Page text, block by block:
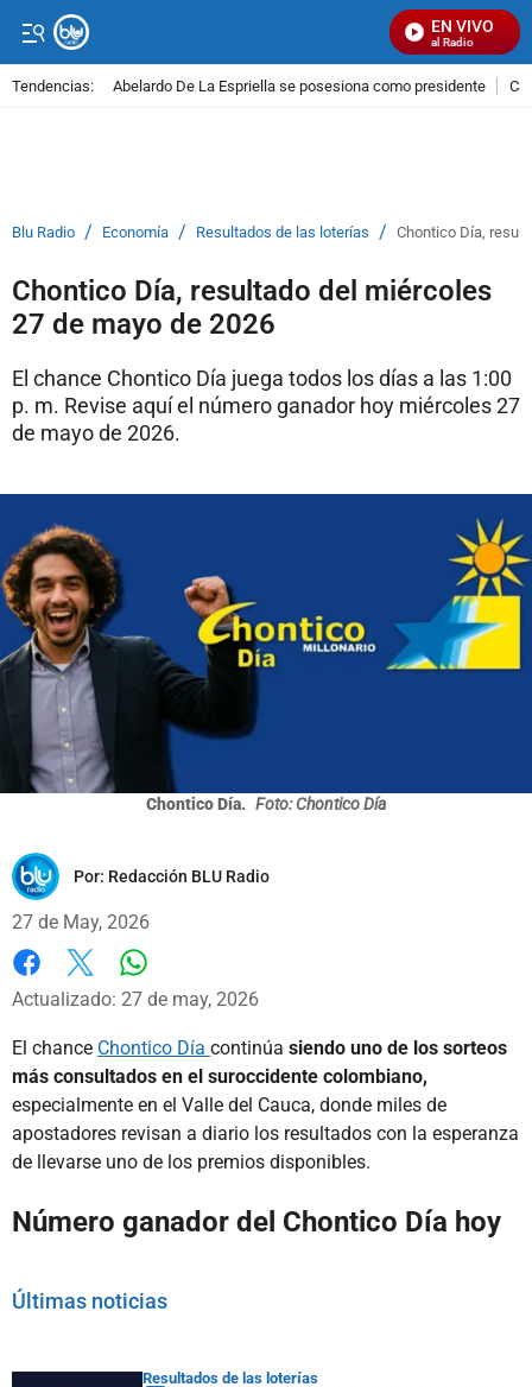
EN VIVO
Señal Visual Radio
Tendencias: Abelardo De La Espriella se posesiona como presidente
Blu Radio / Economía / Resultados de las loterías / Chontico Día,
Chontico Día, resultado del miércoles
27 de mayo de 2026
El chance Chontico Día juega todos los días a las 1:00
p. m. Revise aquí el número ganador hoy miércoles 27
de mayo de 2026.
Chontico Día. Foto: Chontico Día
Por: Redacción BLU Radio
27 de May, 2026
Facebook
X
Actualizado: 27 de may, 2026
El chance Chontico Día continúa siendo uno de los sorteos
más consultados en el suroccidente colombiano,
especialmente en el Valle del Cauca, donde miles de
apostadores revisan a diario los resultados con la esperanza
de llevarse uno de los premios disponibles.
Número ganador del Chontico Día hoy
Últimas noticias
Resultados de las loterías